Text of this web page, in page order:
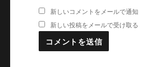
新しいコメントをメールで通知
新しい投稿をメールで受け取る